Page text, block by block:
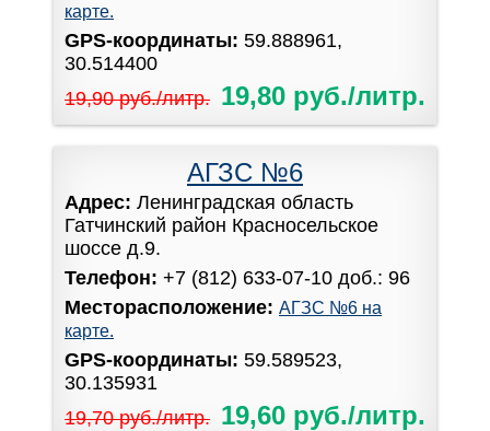
карте.
GPS-координаты: 59.888961,
30.514400
19,90 руб./литр. 19,80 руб./литр.
АГЗС №6
Адрес: Ленинградская область
Гатчинский район Красносельское
шоссе д.9.
Телефон: +7 (812) 633-07-10 доб.: 96
Месторасположение: АГЗС №6 на
карте.
GPS-координаты: 59.589523,
30.135931
19,70 руб./литр. 19,60 руб./литр.